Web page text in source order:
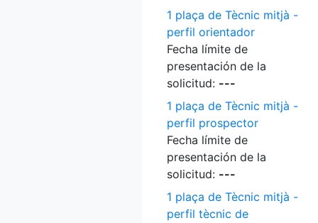
1 plaça de Tècnic mitjà -
perfil orientador
Fecha límite de
presentación de la
solicitud: ---
1 plaça de Tècnic mitjà -
perfil prospector
Fecha límite de
presentación de la
solicitud: ---
1 plaça de Tècnic mitjà -
perfil tècnic de